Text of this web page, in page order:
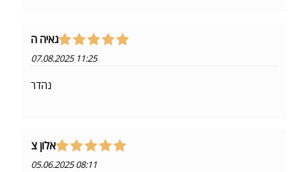
גאיה ה
07.08.2025 11:25
נהדר
אלון צ
05.06.2025 08:11